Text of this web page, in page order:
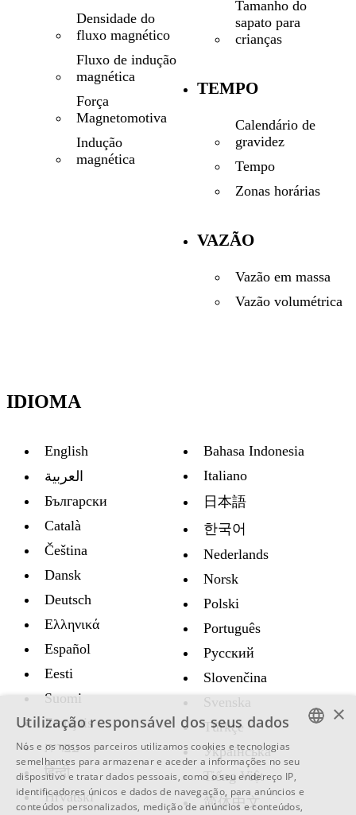
Densidade do
fluxo magnético
Fluxo de indução
magnética
Força
Magnetomotiva
Indução
magnética
Tamanho do
sapato para
crianças
TEMPO
Calendário de
gravidez
Tempo
Zonas horárias
VAZÃO
Vazão em massa
Vazão volumétrica
IDIOMA
English
العربية
Български
Català
Čeština
Dansk
Deutsch
Ελληνικά
Español
Eesti
Suomi
Français
עברית
हिन्दी
Hrvatski
Bahasa Indonesia
Italiano
日本語
한국어
Nederlands
Norsk
Polski
Português
Русский
Slovenčina
Svenska
Türkçe
Украïнська
Tiếng Việt
简体中文
SWEDISH
SPANISH
×
Utilização responsável dos seus dados
Nós e os nossos parceiros utilizamos cookies e tecnologias
semelhantes para armazenar e aceder a informações no seu
dispositivo e tratar dados pessoais, como o seu endereço IP,
identificadores únicos e dados de navegação, para anúncios e
conteúdos personalizados, medição de anúncios e conteúdos,